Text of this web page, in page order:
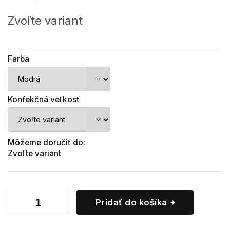
cena:
Zvoľte variant
Farba
Konfekčná veľkosť
Môžeme doručiť do:
Zvoľte variant
Pridať do košíka